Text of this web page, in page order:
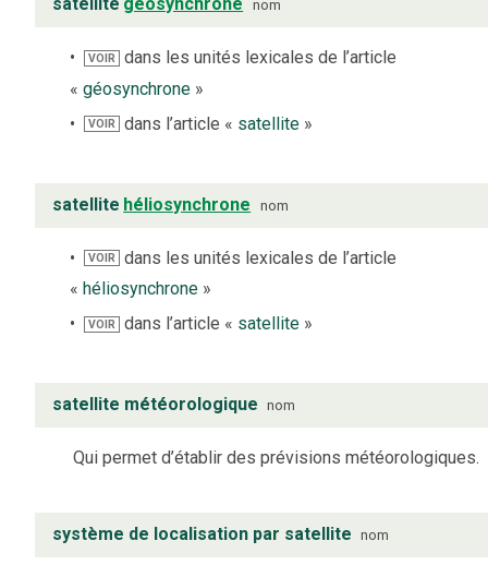
nom
VOIR
dans les unités lexicales de l’article
« géosynchrone »
VOIR dans l’article « satellite »
satellite héliosynchrone nom
VOIR
dans les unités lexicales de l’article
« héliosynchrone »
VOIR dans l’article « satellite »
satellite météorologique nom
Qui permet d’établir des prévisions météorologiques.
système de localisation par satellite nom